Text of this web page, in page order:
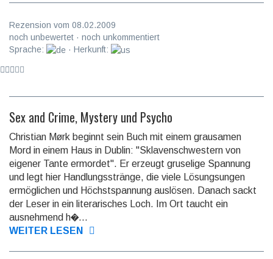
Rezension vom 08.02.2009
noch unbewertet · noch unkommentiert
Sprache:
· Herkunft:
Sex and Crime, Mystery und Psycho
Christian Mørk beginnt sein Buch mit einem grausamen
Mord in einem Haus in Dublin: "Sklavenschwestern von
eigener Tante ermordet". Er erzeugt gruselige Spannung
und legt hier Handlungsstränge, die viele Lösungsungen
ermöglichen und Höchstspannung auslösen. Danach sackt
der Leser in ein literarisches Loch. Im Ort taucht ein
ausnehmend h�...
WEITER LESEN